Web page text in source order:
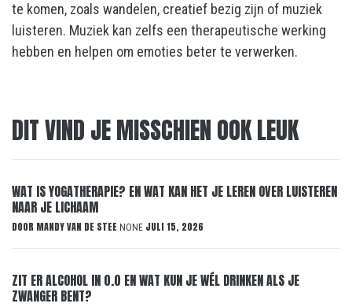
te komen, zoals wandelen, creatief bezig zijn of muziek
luisteren. Muziek kan zelfs een therapeutische werking
hebben en helpen om emoties beter te verwerken.
DIT VIND JE MISSCHIEN OOK LEUK
WAT IS YOGATHERAPIE? EN WAT KAN HET JE LEREN OVER LUISTEREN
NAAR JE LICHAAM
DOOR MANDY VAN DE STEE NONE JULI 15, 2026
ZIT ER ALCOHOL IN 0.0 EN WAT KUN JE WÉL DRINKEN ALS JE
ZWANGER BENT?